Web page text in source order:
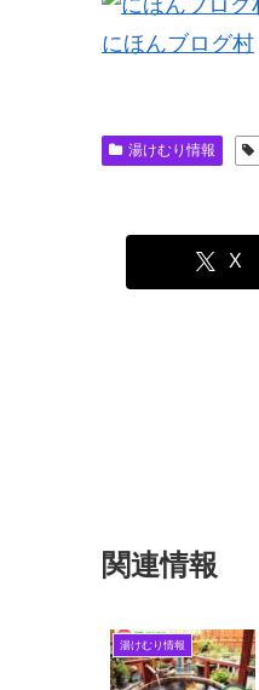
にほんブログ村
湯けむり情報
X
関連情報
湯けむり情報